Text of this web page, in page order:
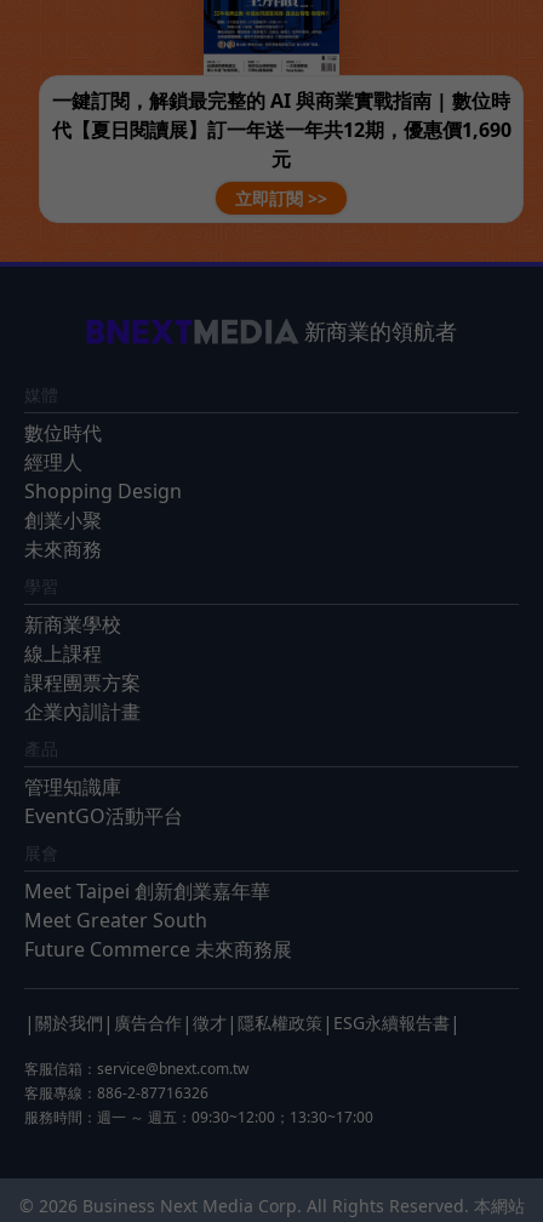
一鍵訂閱，解鎖最完整的 AI 與商業實戰指南 | 數位時
代【夏日閱讀展】訂一年送一年共12期，優惠價1,690
元
立即訂閱 >>
新商業的領航者
媒體
數位時代
經理人
Shopping Design
創業小聚
未來商務
學習
新商業學校
線上課程
課程團票方案
企業內訓計畫
產品
管理知識庫
EventGO活動平台
展會
Meet Taipei 創新創業嘉年華
Meet Greater South
Future Commerce 未來商務展
| 關於我們 | 廣告合作 | 徵才 | 隱私權政策 | ESG永續報告書 |
客服信箱： service@bnext.com.tw
客服專線：886-2-87716326
服務時間：週一 ～ 週五：09:30~12:00；13:30~17:00
© 2026 Business Next Media Corp. All Rights Reserved. 本網站